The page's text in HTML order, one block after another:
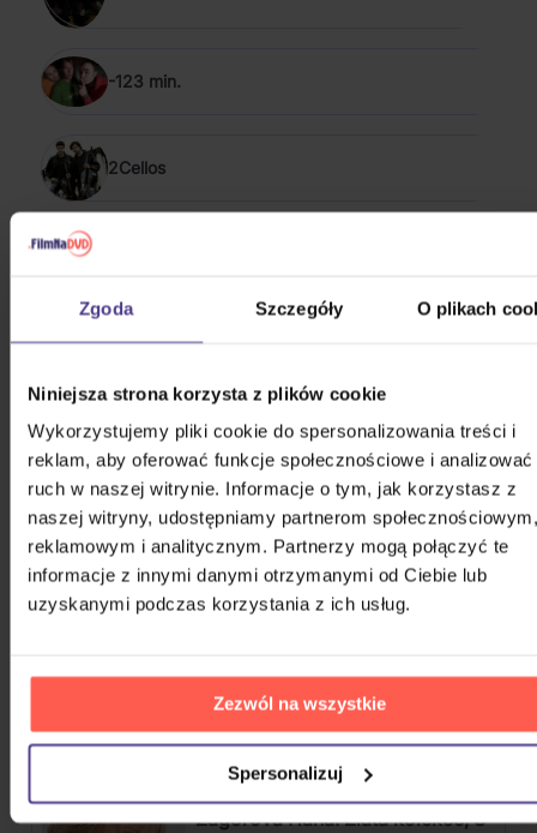
Zgoda Szczegóły O plikach
Niniejsza strona korzysta z plików cookie
Wykorzystujemy pliki cookie do spersonalizowania treści i
reklam, aby oferować funkcje społecznościowe i analizować
ruch w naszej witrynie. Informacje o tym, jak korzystasz z
naszej witryny, udostępniamy partnerom społecznościowym,
reklamowym i analitycznym. Partnerzy mogą połączyć te
informacje z innymi danymi otrzymanymi od Ciebie lub
uzyskanymi podczas korzystania z ich usług.
Zezwól na wszystkie
Spersonalizuj
-123 min.
2Cellos
3B
5 Seconds Of Summer
POKAŻ WSZYSTKIE
POP & ROCK 2005 - 2015
3CD
Na magazynie 64,60 zł
Zagorová Hana: Zlatá kolekce, S